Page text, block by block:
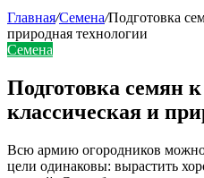
Главная/Семена/Подготовка
природная технологии
Семена
Подготовка семян к
классическая и
Всю армию огородников можно
цели одинаковы: вырастить